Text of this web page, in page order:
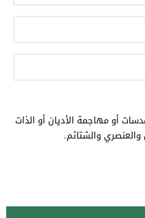
أو مهاجمة الأديان أو الذات
والعنصري والشتائم.